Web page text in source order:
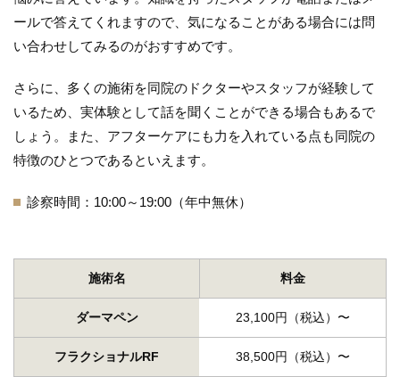
ールで答えてくれますので、気になることがある場合には問
い合わせしてみるのがおすすめです。
さらに、多くの施術を同院のドクターやスタッフが経験して
いるため、実体験として話を聞くことができる場合もあるで
しょう。また、アフターケアにも力を入れている点も同院の
特徴のひとつであるといえます。
診察時間：10:00～19:00（年中無休）
施術名 料金
ダーマペン 23,100円（税込）〜
フラクショナルRF 38,500円（税込）〜